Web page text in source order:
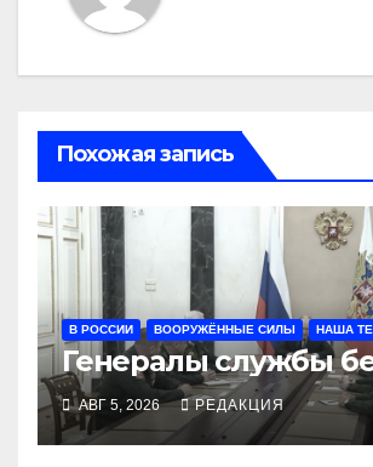
Похожая запись
В РОССИИ ВООРУЖЁННЫЕ СИЛЫ НАША
Генералы службы
АВГ 5, 2026 РЕДАКЦИЯ